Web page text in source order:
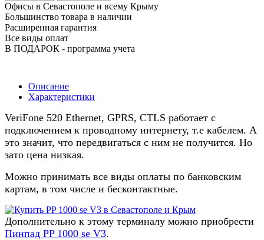
Офисы в Севастополе и всему Крыму
Большинство товара в наличии
Расширенная гарантия
Все виды оплат
В ПОДАРОК - программа учета
Описание
Характеристики
VeriFone 520 Ethernet, GPRS, CTLS работает с
подключением к проводному интернету, т.е кабелем. А
это значит, что передвигаться с ним не получится. Но
зато цена низкая.
Можно принимать все виды оплаты по банковским
картам, в том числе и бесконтактные.
Дополнительно к этому терминалу можно приобрести
Пинпад PP 1000 se V3.